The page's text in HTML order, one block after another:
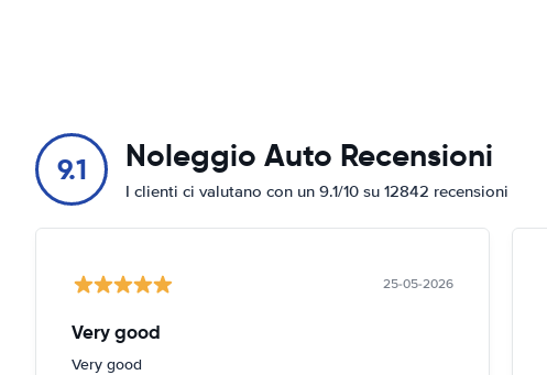
9.1 Noleggio Auto Recensioni
I clienti ci valutano con un 9.1/10 su 12842 recensioni
25-05-2026
Very good
Very good